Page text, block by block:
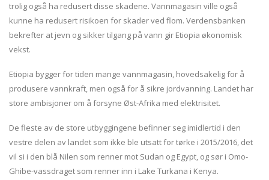
trolig også ha redusert disse skadene. Vannmagasin ville også
kunne ha redusert risikoen for skader ved flom. Verdensbanken
bekrefter at jevn og sikker tilgang på vann gir Etiopia økonomisk
vekst.
Etiopia bygger for tiden mange vannmagasin, hovedsakelig for å
produsere vannkraft, men også for å sikre jordvanning. Landet har
store ambisjoner om å forsyne Øst-Afrika med elektrisitet.
De fleste av de store utbyggingene befinner seg imidlertid i den
vestre delen av landet som ikke ble utsatt for tørke i 2015/2016, det
vil si i den blå Nilen som renner mot Sudan og Egypt, og sør i Omo-
Ghibe-vassdraget som renner inn i Lake Turkana i Kenya.